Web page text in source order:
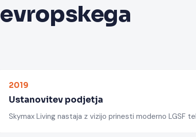
2019
Ustanovitev podjetja
Skymax Living nastaja z vizijo prinesti moderno LGSF